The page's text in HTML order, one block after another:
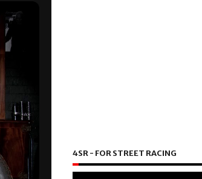
4SR - FOR STREET RACING